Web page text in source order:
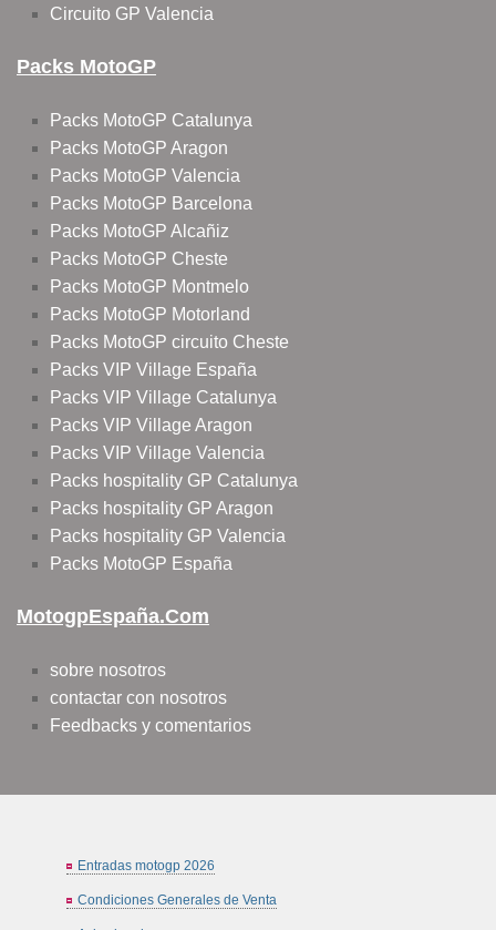
Circuito GP Valencia
Packs MotoGP
Packs MotoGP Catalunya
Packs MotoGP Aragon
Packs MotoGP Valencia
Packs MotoGP Barcelona
Packs MotoGP Alcañiz
Packs MotoGP Cheste
Packs MotoGP Montmelo
Packs MotoGP Motorland
Packs MotoGP circuito Cheste
Packs VIP Village España
Packs VIP Village Catalunya
Packs VIP Village Aragon
Packs VIP Village Valencia
Packs hospitality GP Catalunya
Packs hospitality GP Aragon
Packs hospitality GP Valencia
Packs MotoGP España
MotogpEspaña.com
sobre nosotros
contactar con nosotros
Feedbacks y comentarios
Entradas motogp 2026
Condiciones Generales de Venta